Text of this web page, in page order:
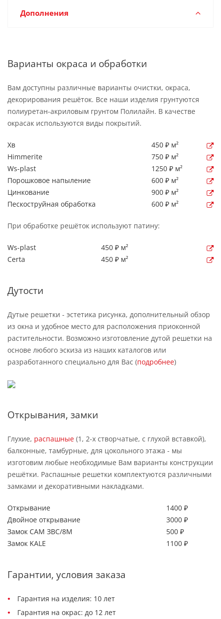
Дополнения
Варианты окраса и обработки
Вам доступны различные варианты очистки, окраса,
декорирования решёток. Все наши изделия грунтуются
полиуретан-акриловым грунтом Полилайн. В качестве
окрасак используются виды покрытий.
Хв
450 ₽ м²
Himmerite
750 ₽ м²
Ws-plast
1250 ₽ м²
Порошковое напыление
600 ₽ м²
Цинкование
900 ₽ м²
Пескоструйная обработка
600 ₽ м²
При обработке решёток используют патину:
Ws-plast
450 ₽ м²
Certa
450 ₽ м²
Дутости
Дутые решетки - эстетика рисунка, дополнительный обзор
из окна и удобное место для расположения приоконной
растительности. Возможно изготовление дутой решетки на
основе любого эскиза из наших каталогов или
разработанного специально для Вас (подробнее)
Открывания, замки
Глухие, распашные (1, 2-х створчатые, с глухой вставкой),
балконные, тамбурные, для цокольного этажа - мы
изготовим любые необходимые Вам варианты конструкции
решётки. Распашные решетки комплектуются различными
замками и декоративными накладками.
Открывание
1400 ₽
Двойное открывание
3000 ₽
Замок САМ ЗВС/8М
500 ₽
Замок KALE
1100 ₽
Гарантии, условия заказа
Гарантия на изделия: 10 лет
Гарантия на окрас: до 12 лет